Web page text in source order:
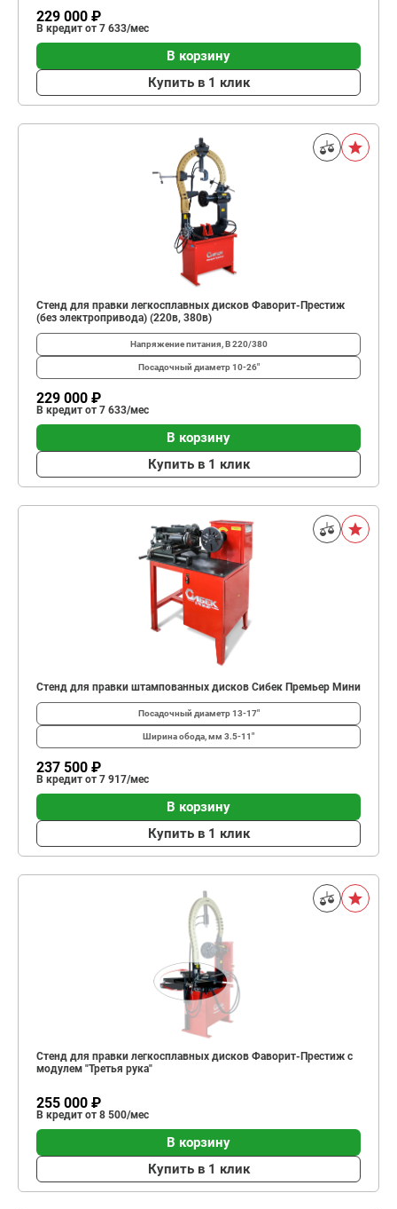
229 000 ₽
В кредит от 7 633/мес
В корзину
Купить в 1 клик
Стенд для правки легкосплавных дисков Фаворит-Престиж
(без электропривода) (220в, 380в)
Напряжение питания, В220/380
Посадочный диаметр10-26"
229 000 ₽
В кредит от 7 633/мес
В корзину
Купить в 1 клик
Стенд для правки штампованных дисков Сибек Премьер Мини
Посадочный диаметр13-17"
Ширина обода, мм 3.5-11"
237 500 ₽
В кредит от 7 917/мес
В корзину
Купить в 1 клик
Стенд для правки легкосплавных дисков Фаворит-Престиж с
модулем "Третья рука"
255 000 ₽
В кредит от 8 500/мес
В корзину
Купить в 1 клик